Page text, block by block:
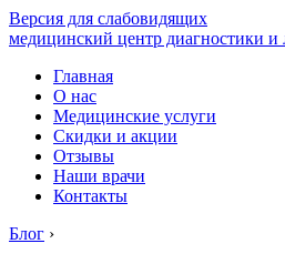
Версия для слабовидящих
медицинский центр диагностики и
Главная
О нас
Медицинские услуги
Скидки и акции
Отзывы
Наши врачи
Контакты
Блог ›